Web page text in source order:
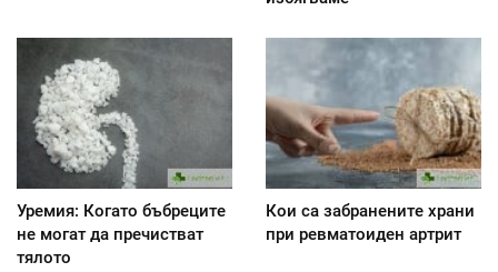
Уремия: Когато бъбреците
не могат да пречистват
тялото
Кои са забранените храни
при ревматоиден артрит